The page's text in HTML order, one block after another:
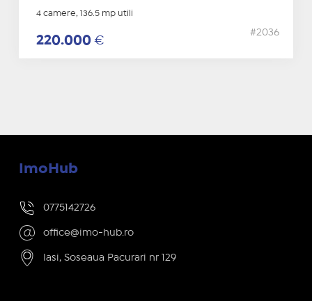
4 camere, 136.5 mp utili
220.000 €
#2036
ImoHub
0775142726
office@imo-hub.ro
Iasi, Soseaua Pacurari nr 129